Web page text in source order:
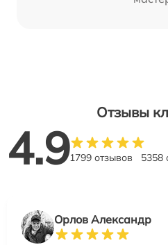
Отзывы
4.91799 отзывов 5358
Орлов Александр